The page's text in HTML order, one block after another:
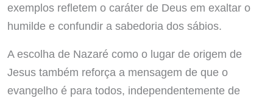
exemplos refletem o caráter de Deus em exaltar o
humilde e confundir a sabedoria dos sábios.
A escolha de Nazaré como o lugar de origem de
Jesus também reforça a mensagem de que o
evangelho é para todos, independentemente de